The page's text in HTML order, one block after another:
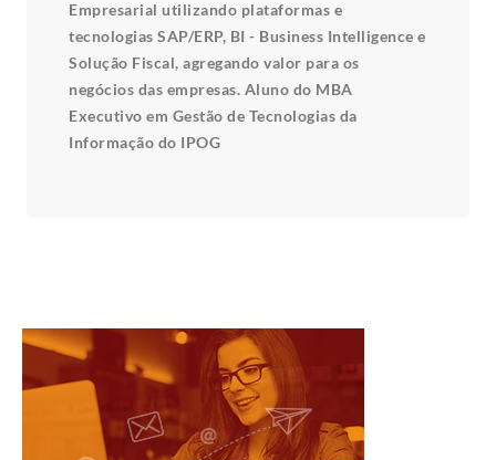
Empresarial utilizando plataformas e
tecnologias SAP/ERP, BI - Business Intelligence e
Solução Fiscal, agregando valor para os
negócios das empresas. Aluno do MBA
Executivo em Gestão de Tecnologias da
Informação do IPOG